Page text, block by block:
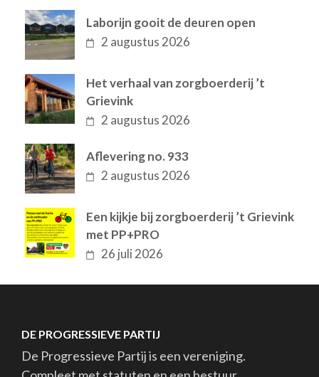
Laborijn gooit de deuren open
2 augustus 2026
Het verhaal van zorgboerderij ’t
Grievink
2 augustus 2026
Aflevering no. 933
2 augustus 2026
Een kijkje bij zorgboerderij ’t Grievink
met PP+PRO
26 juli 2026
DE PROGRESSIEVE PARTIJ
De Progressieve Partij is een vereniging.